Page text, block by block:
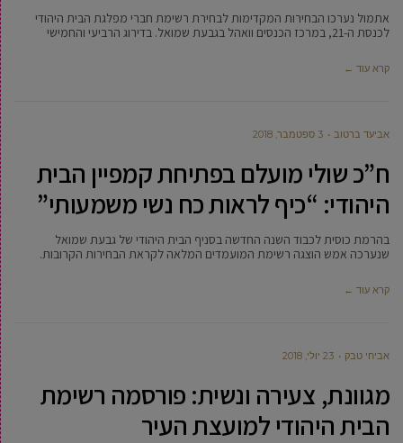
אתמול נערכו הבחירות המקדימות לבחירת רשימת חברי מפלגת הבית היהודי
לכנסת ה-21, במרכז הכנסים וואהל בגבעת שמואל. בדירוג הרביעי והחמישי
קרא עוד ←
אביעד ברטוב 3 ספטמבר, 2018
ח”כ שולי מועלם בפתיחת קמפיין הבית
היהודי: “כיף לראות כח נשי משמעותי”
בהרמת כוסית לכבוד השנה החדשה בסניף הבית היהודי של גבעת שמואל
שנערכה אמש הוצגה רשימת המועמדים המלאה לקראת הבחירות הקרובות.
קרא עוד ←
אביחי טבק 23 יולי, 2018
מגוונת, צעירה ונשית: פורסמה רשימת
הבית היהודי למועצת העיר